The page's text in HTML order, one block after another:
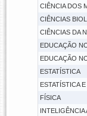
CIÊNCIA DOS
CIÊNCIAS
CIÊNCIAS DA
EDUCAÇÃO
EDUCAÇÃO
ESTATÍSTICA
ESTATÍSTICA
FÍSICA
INTELIGÊNCIA